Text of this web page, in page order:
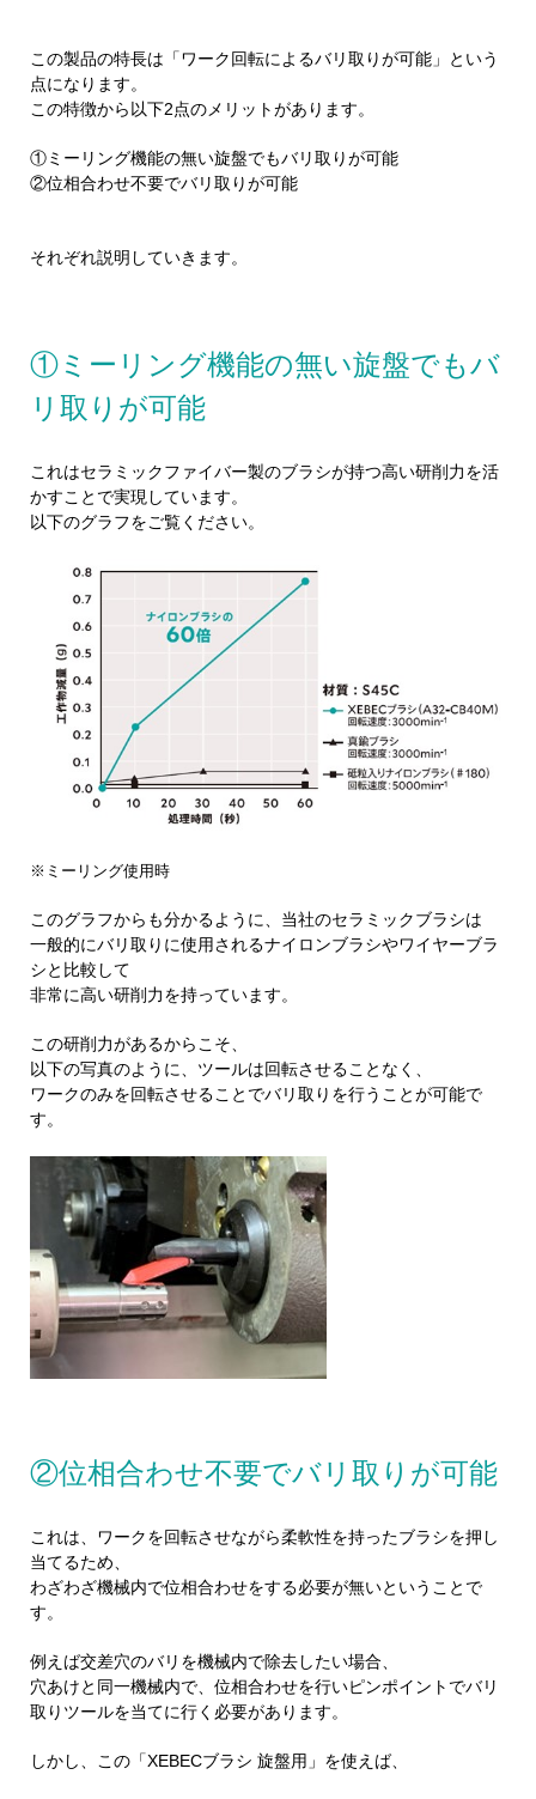
この製品の特長は「ワーク回転によるバリ取りが可能」という
点になります。
この特徴から以下2点のメリットがあります。
①ミーリング機能の無い旋盤でもバリ取りが可能
②位相合わせ不要でバリ取りが可能
それぞれ説明していきます。
①ミーリング機能の無い旋盤でもバ
リ取りが可能
これはセラミックファイバー製のブラシが持つ高い研削力を活
かすことで実現しています。
以下のグラフをご覧ください。
※ミーリング使用時
このグラフからも分かるように、当社のセラミックブラシは
一般的にバリ取りに使用されるナイロンブラシやワイヤーブラ
シと比較して
非常に高い研削力を持っています。
この研削力があるからこそ、
以下の写真のように、ツールは回転させることなく、
ワークのみを回転させることでバリ取りを行うことが可能で
す。
②位相合わせ不要でバリ取りが可能
これは、ワークを回転させながら柔軟性を持ったブラシを押し
当てるため、
わざわざ機械内で位相合わせをする必要が無いということで
す。
例えば交差穴のバリを機械内で除去したい場合、
穴あけと同一機械内で、位相合わせを行いピンポイントでバリ
取りツールを当てに行く必要があります。
しかし、この「XEBECブラシ 旋盤用」を使えば、